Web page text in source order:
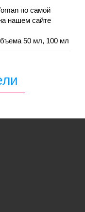
по самой
нашем сайте
50 мл, 100 мл